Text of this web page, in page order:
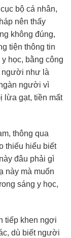
bộ cá nhân,
nên thấy
không đúng,
tiện thông tin
học, bằng công
người như là
người vì
lừa gạt, tiền mất
thông qua
thiếu hiểu biết
đâu phải gì
này mà muốn
sáng y học,
tiếp khen ngợi
dù biết người